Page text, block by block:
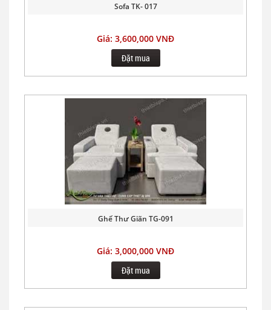
Sofa TK- 017
Giá: 3,600,000 VNĐ
Đặt mua
Ghế Thư Giãn TG-091
Giá: 3,000,000 VNĐ
Đặt mua